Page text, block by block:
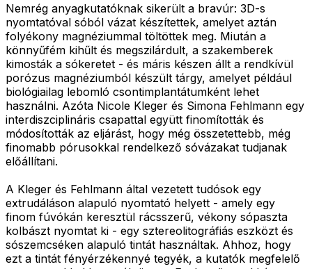
Nemrég anyagkutatóknak sikerült a bravúr: 3D-s
nyomtatóval sóból vázat készítettek, amelyet aztán
folyékony magnéziummal töltöttek meg. Miután a
könnyűfém kihűlt és megszilárdult, a szakemberek
kimosták a sókeretet - és máris készen állt a rendkívül
porózus magnéziumból készült tárgy, amelyet például
biológiailag lebomló csontimplantátumként lehet
használni. Azóta Nicole Kleger és Simona Fehlmann egy
interdiszciplináris csapattal együtt finomították és
módosították az eljárást, hogy még összetettebb, még
finomabb pórusokkal rendelkező sóvázakat tudjanak
előállítani.
A Kleger és Fehlmann által vezetett tudósok egy
extrudáláson alapuló nyomtató helyett - amely egy
finom fúvókán keresztül rácsszerű, vékony sópaszta
kolbászt nyomtat ki - egy sztereolitográfiás eszközt és
sószemcséken alapuló tintát használtak. Ahhoz, hogy
ezt a tintát fényérzékennyé tegyék, a kutatók megfelelő